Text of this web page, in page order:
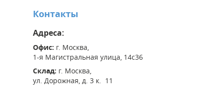
Контакты
Адреса:
Офис: г. Москва,
1-я Магистральная улица, 14с36
Склад: г. Москва,
ул. Дорожная, д. 3 к. 11